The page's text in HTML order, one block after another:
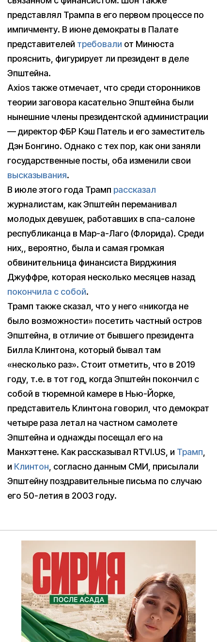
представлял Трампа в его первом процессе по
импичменту. В июне демократы в Палате
представителей требовали от Минюста
прояснить, фигурирует ли президент в деле
Эпштейна.
Axios также отмечает, что среди сторонников
теории заговора касательно Эпштейна были
нынешние члены президентской администрации
— директор ФБР Кэш Патель и его заместитель
Дэн Бонгино. Однако с тех пор, как они заняли
государственные посты, оба изменили свои
высказывания.
В июле этого года Трамп рассказал
журналистам, как Эпштейн переманивал
молодых девушек, работавших в спа-салоне
республиканца в Мар-а-Лаго (Флорида). Среди
них,, вероятно, была и самая громкая
обвинительница финансиста Вирджиния
Джуффре, которая несколько месяцев назад
покончила с собой.
Трамп также сказал, что у него «никогда не
было возможности» посетить частный остров
Эпштейна, в отличие от бывшего президента
Билла Клинтона, который бывал там
«несколько раз». Стоит отметить, что в 2019
году, т.е. в тот год, когда Эпштейн покончил с
собой в тюремной камере в Нью-Йорке,
представитель Клинтона говорил, что демократ
четыре раза летал на частном самолете
Эпштейна и однажды посещал его на
Манхэттене. Как рассказывал RTVI.US, и Трамп,
и Клинтон, согласно данным СМИ, присылали
Эпштейну поздравительные письма по случаю
его 50-летия в 2003 году.